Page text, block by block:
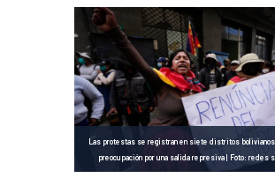
Las protestas se registran en siete distritos bolivianos
preocupación por una salida represiva | Foto: redes